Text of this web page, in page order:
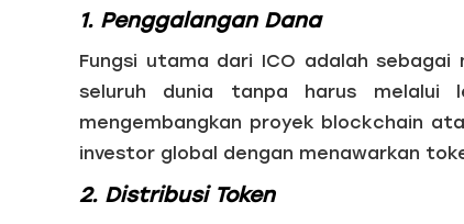
1. Penggalangan Dana
Fungsi utama dari ICO adalah
seluruh dunia tanpa harus melalui
mengembangkan proyek blockchain
investor global dengan menawarkan
2. Distribusi Token